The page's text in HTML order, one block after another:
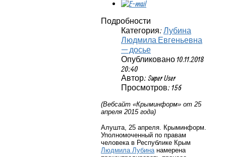
Подробности
Категория: Лубина
Людмила Евгеньевна
— досье
Опубликовано 10.11.2018
20:40
Автор: Super User
Просмотров: 156
(Вебсайт «Крыминформ» от 25
апреля 2015 года)
Алушта, 25 апреля. Крыминформ.
Уполномоченный по правам
человека в Республике Крым
Людмила Лубина намерена